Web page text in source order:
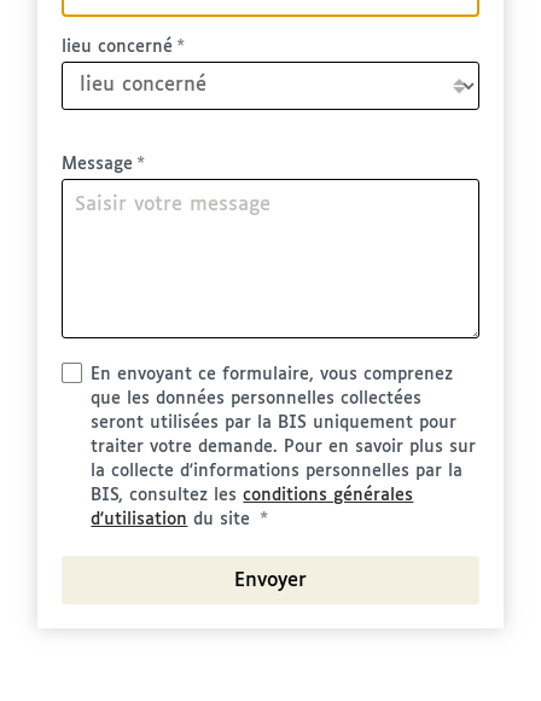
lieu concerné
Message
En envoyant ce formulaire, vous comprenez
que les données personnelles collectées
seront utilisées par la BIS uniquement pour
traiter votre demande. Pour en savoir plus sur
la collecte d'informations personnelles par la
BIS, consultez lesconditions générales
d'utilisation du site